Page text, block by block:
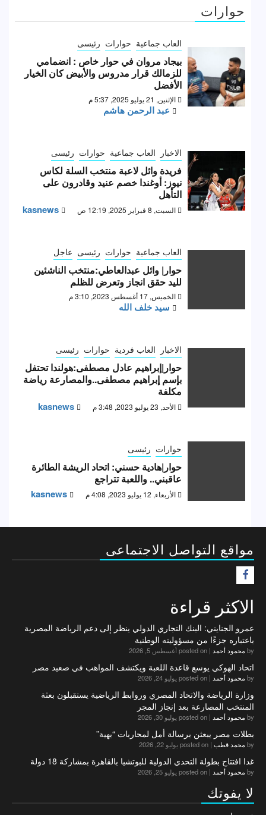
حوارات
العاب جماعية حوارات رئيسى
بيجاد مروان في حوار خاص : انضمامي
للزمالك قرار مدروس والأبيض كان الخيار
الأفضل
الإثنين, 21 يوليو 2025, 5:37 م
عبد الرحمن هاشم
الاخبار العاب جماعية حوارات رئيسى
فريدة وائل لاعبة منتخب السلة لكاس
نيوز: أوغندا خصم عنيد وقادرون على
التأهل
السبت, 8 فبراير 2025, 12:19 ص kasnews
العاب جماعية حوارات رئيسى عاجل
حوار| وائل عبدالعاطي:منتخب الناشئين
لليد حقق انجاز وتعرض للظلم
الخميس, 17 أغسطس 2023, 3:10 م
سيد خلف الله
الاخبار العاب فردية حوارات رئيسى
حوار|إبراهيم عادل مصطفى:هولندا تحتفل
بإسم إبراهيم مصطفى..والمصارعة رياضة
مكلفة
الأحد, 23 يوليو 2023, 3:48 م kasnews
حوارات رئيسى
حوار|هادية حسني: اتحاد الريشة الطائرة
عاقبني.. واللعبة تتراجع
الأربعاء, 12 يوليو 2023, 4:08 م kasnews
مواقع التواصل الاجتماعى
الاكثر قراءة
عمرو الجنايني: البنك التجاري الدولي ينظر إلى دعم الرياضة المصرية
باعتباره جزءًا من مسؤوليته الوطنية
by محمود أحمد | posted on أغسطس 5, 2026
اتحاد الهوكي يوسع قاعدة اللعبة ويكتشف المواهب في صعيد مصر
by محمود أحمد | posted on يوليو 24, 2026
وزارة الرياضة والاتحاد المصري وروابط الرياضية يستقبلون بعثة
المنتخب المصارعة بعد إنجاز المجر
by محمود أحمد | posted on يوليو 30, 2026
بطلات مصر يبعثن برسالة أمل لمحاربات “بهية”
by محمد قطب | posted on يوليو 22, 2026
غدا افتتاح بطولة التحدي الدولية للبوتشيا بالقاهرة بمشاركة 18 دولة
by محمود أحمد | posted on يوليو 25, 2026
لا يفوتك